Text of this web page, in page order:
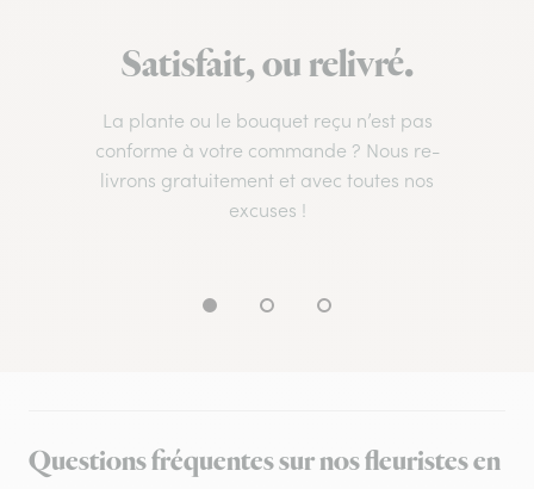
Satisfait, ou relivré.
La plante ou le bouquet reçu n’est pas
conforme à votre commande ? Nous re-
livrons gratuitement et avec toutes nos
excuses !
Questions fréquentes sur nos fleuristes en